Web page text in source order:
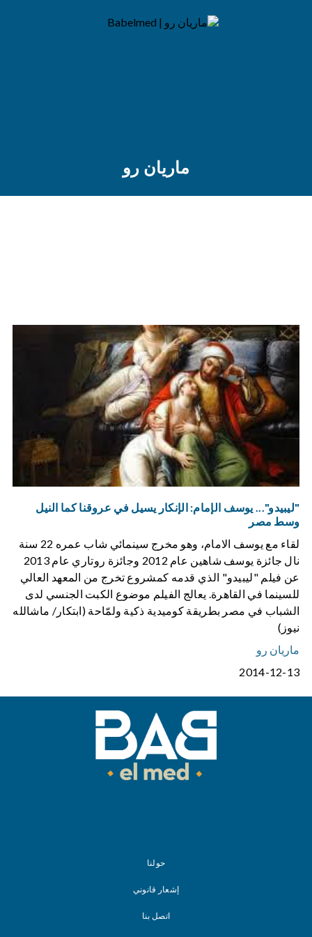
ماريان رو
"ليبيدو"... يوسف الإمام: الإنكار يسيل في عروقنا كما النيل
وسط مصر
لقاء مع يوسف الامام، وهو مخرج سينمائي شاب عمره 22 سنة
نال جائزة يوسف شاهين عام 2012 وجائزة روتاري عام 2013
عن فيلم "ليبيدو" الذي قدمه كمشروع تخرج من المعهد العالي
للسينما في القاهرة. يعالج الفيلم موضوع الكبت الجنسي لدى
الشباب في مصر بطريقة كوميدية ذكية ولمّاحة (ابتكار/ ماشالله
نيوز)
ماريان رو
2014-12-13
حولنا
إشعار قانوني
اتصل بنا